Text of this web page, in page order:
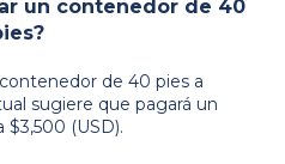
un contenedor de 40
de 40 pies a
sugiere que pagará un
(USD).